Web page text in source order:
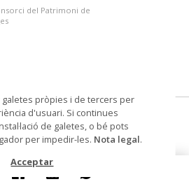
del Patrimoni de
d'anella
Segle XV
pròpies i de tercers per
d'usuari. Si continues
de galetes, o bé pots
per impedir-les. Nota legal.
Acceptar